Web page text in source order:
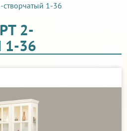
створчатый 1-36
2-
36